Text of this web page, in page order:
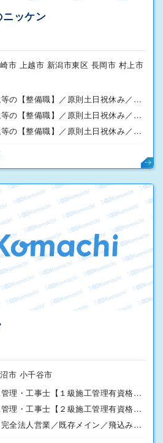
ッケン
市 上越市 新潟市東区 長岡市 村上市
建設機械等の【整備職】／原則土日祝休み／年間休日１２８日
建設機械等の【整備職】／原則土日祝休み／年間休日１２８日
建設機械等の【整備職】／原則土日祝休み／年間休日１２８日
市 小千谷市
電気施工管理・工事士【１級施工管理有資格者向け】
電気施工管理・工事士【２級施工管理有資格者向け】
営業職【完全法人営業／既存メイン／飛込みなし／日祝休】